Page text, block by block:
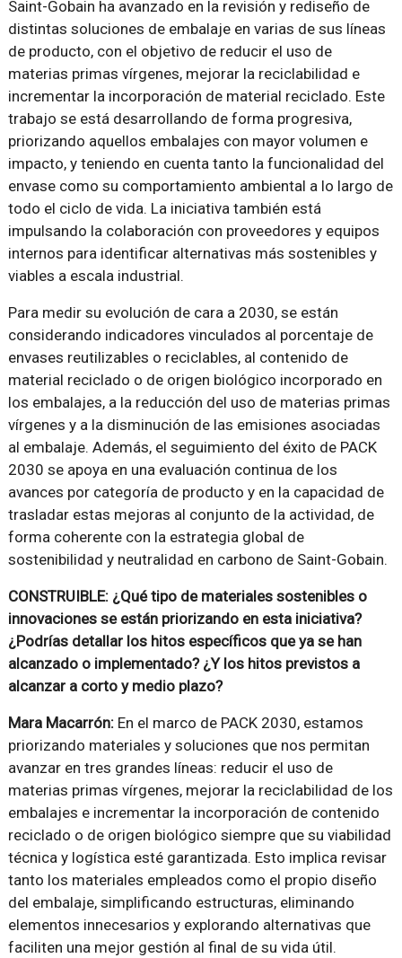
Saint-Gobain ha avanzado en la revisión y rediseño de
distintas soluciones de embalaje en varias de sus líneas
de producto, con el objetivo de reducir el uso de
materias primas vírgenes, mejorar la reciclabilidad e
incrementar la incorporación de material reciclado. Este
trabajo se está desarrollando de forma progresiva,
priorizando aquellos embalajes con mayor volumen e
impacto, y teniendo en cuenta tanto la funcionalidad del
envase como su comportamiento ambiental a lo largo de
todo el ciclo de vida. La iniciativa también está
impulsando la colaboración con proveedores y equipos
internos para identificar alternativas más sostenibles y
viables a escala industrial.
Para medir su evolución de cara a 2030, se están
considerando indicadores vinculados al porcentaje de
envases reutilizables o reciclables, al contenido de
material reciclado o de origen biológico incorporado en
los embalajes, a la reducción del uso de materias primas
vírgenes y a la disminución de las emisiones asociadas
al embalaje. Además, el seguimiento del éxito de PACK
2030 se apoya en una evaluación continua de los
avances por categoría de producto y en la capacidad de
trasladar estas mejoras al conjunto de la actividad, de
forma coherente con la estrategia global de
sostenibilidad y neutralidad en carbono de Saint-Gobain.
CONSTRUIBLE: ¿Qué tipo de materiales sostenibles o
innovaciones se están priorizando en esta iniciativa?
¿Podrías detallar los hitos específicos que ya se han
alcanzado o implementado? ¿Y los hitos previstos a
alcanzar a corto y medio plazo?
Mara Macarrón: En el marco de PACK 2030, estamos
priorizando materiales y soluciones que nos permitan
avanzar en tres grandes líneas: reducir el uso de
materias primas vírgenes, mejorar la reciclabilidad de los
embalajes e incrementar la incorporación de contenido
reciclado o de origen biológico siempre que su viabilidad
técnica y logística esté garantizada. Esto implica revisar
tanto los materiales empleados como el propio diseño
del embalaje, simplificando estructuras, eliminando
elementos innecesarios y explorando alternativas que
faciliten una mejor gestión al final de su vida útil.